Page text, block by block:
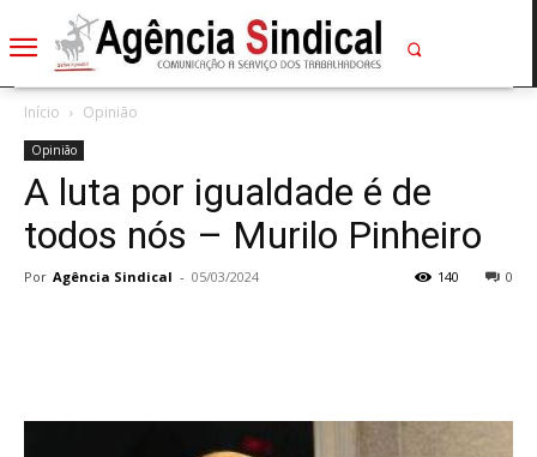
Início Opinião
Opinião
A luta por igualdade é de
todos nós – Murilo Pinheiro
Por Agência Sindical - 05/03/2024 0
140